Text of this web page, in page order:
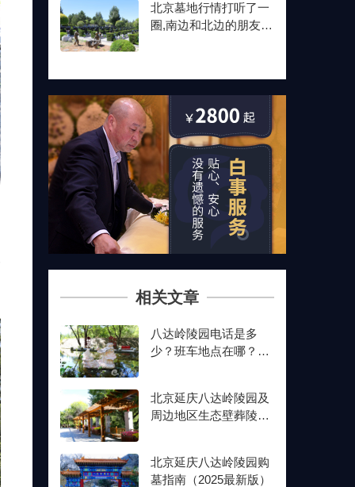
北京墓地行情打听了一
圈,南边和北边的朋友最
相关文章
八达岭陵园电话是多
少？班车地点在哪？价
北京延庆八达岭陵园及
周边地区生态壁葬陵园
北京延庆八达岭陵园购
墓指南（2025最新版）